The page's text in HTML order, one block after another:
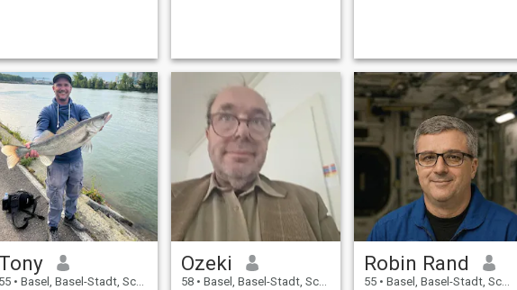
Tony
55 • Basel, Basel-Stadt, Schweiz
Ozeki
58 • Basel, Basel-Stadt, Schweiz
Robin Rand
55 • Basel, Basel-Stadt, Schweiz